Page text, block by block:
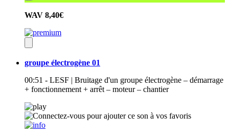
WAV 8,40€
groupe électrogène 01
00:51 - LESF | Bruitage d'un groupe électrogène – démarrage
+ fonctionnement + arrêt – moteur – chantier